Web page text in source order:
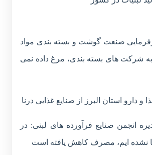
صنعت گوشت و بسته بندی مواد
به شرکت های بسته بندی، مرغ داده نمی
و دارو استان البرز از صنایع غذایی درنا
انجمن صنایع فرآورده های لبنی: در
نشده ایم، مصرف کاهش یافته است